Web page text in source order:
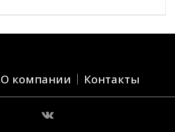
О компании Контакты